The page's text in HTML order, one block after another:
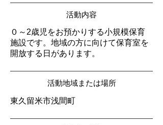
活動内容
０～2歳児をお預かりする小規模保育
施設です。地域の方に向けて保育室を
開放する日があります。
活動地域または場所
東久留米市浅間町